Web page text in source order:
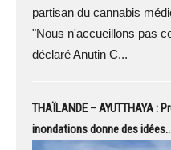
partisan du cannabis
"Nous n'accueillons pas
déclaré Anutin C...
THAÏLANDE – AYUTTHAYA :
inondations donne des